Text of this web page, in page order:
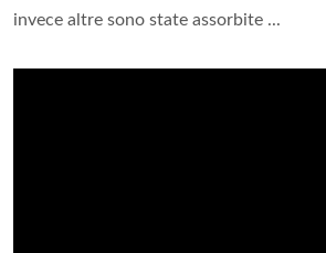
invece altre sono state assorbite ...